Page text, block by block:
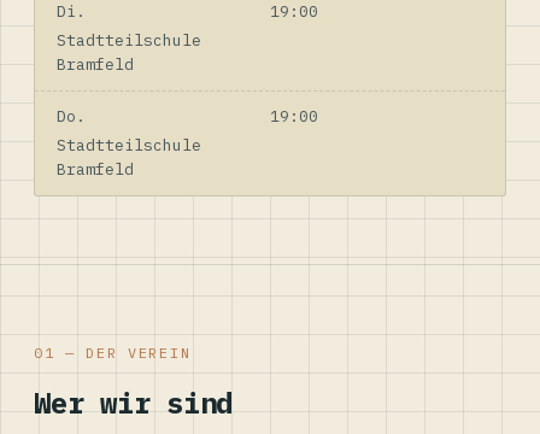
Di.
19:00
Stadtteilschule
Bramfeld
Do.
19:00
Stadtteilschule
Bramfeld
01 — DER VEREIN
Wer wir sind